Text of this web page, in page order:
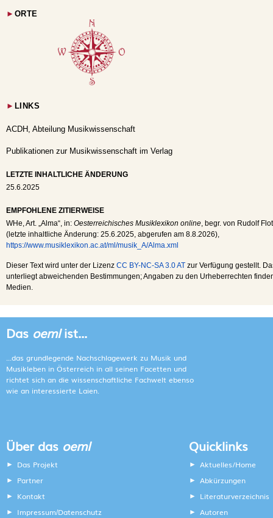
► ORTE
► LINKS
ACDH, Abteilung Musikwissenschaft
Publikationen zur Musikwissenschaft im Verlag
LETZTE INHALTLICHE ÄNDERUNG
25.6.2025
EMPFOHLENE ZITIERWEISE
WHe , Art. „Alma“, in: Oesterreichisches Musiklexikon online , begr. von Rudolf
(letzte inhaltliche Änderung: 25.6.2025 , abgerufen am 8.8.2026),
https://www.musiklexikon.ac.at/ml/musik_A/Alma.xml
Dieser Text wird unter der Lizenz CC BY-NC-SA 3.0 AT zur Verfügung gestellt.
unterliegt abweichenden Bestimmungen; Angaben zu den Urheberrechten
Medien.
Das oemlist...
...das grundlegende Nachschlagewerk zu Musik und
Musikleben in Österreich in all seinen Facetten und
richtet sich an die wissenschaftliche Fachwelt ebenso
wie an interessierte Laien.
Über das oeml
Das Projekt
Partner
Kontakt
Impressum/Datenschutz
Quicklinks
Aktuelles/Home
Abkürzungen
Literaturverzeichnis
Autoren